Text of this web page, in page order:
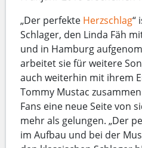
„Der perfekte Herzschlag“
Schlager, den Linda Fäh
und in Hamburg
arbeitet sie für weitere
auch weiterhin mit ihrem
Tommy Mustac
Fans eine neue Seite von
mehr als gelungen. „Der
im Aufbau und bei der